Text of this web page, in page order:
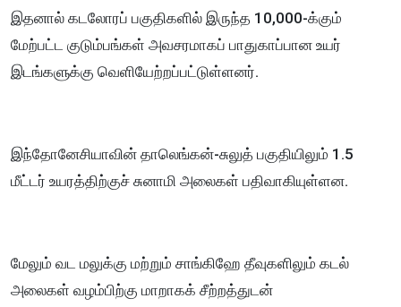
இதனால் கடலோரப் பகுதிகளில் இருந்த 10,000-க்கும்
மேற்பட்ட குடும்பங்கள் அவசரமாகப் பாதுகாப்பான உயர்
இடங்களுக்கு வெளியேற்றப்பட்டுள்ளனர்.
இந்தோனேசியாவின் தாலெங்கன்-சுலுத் பகுதியிலும் 1.5
மீட்டர் உயரத்திற்குச் சுனாமி அலைகள் பதிவாகியுள்ளன.
மேலும் வட மலுக்கு மற்றும் சாங்கிஹே தீவுகளிலும் கடல்
அலைகள் வழம்பிற்கு மாறாகக் சீற்றத்துடன்